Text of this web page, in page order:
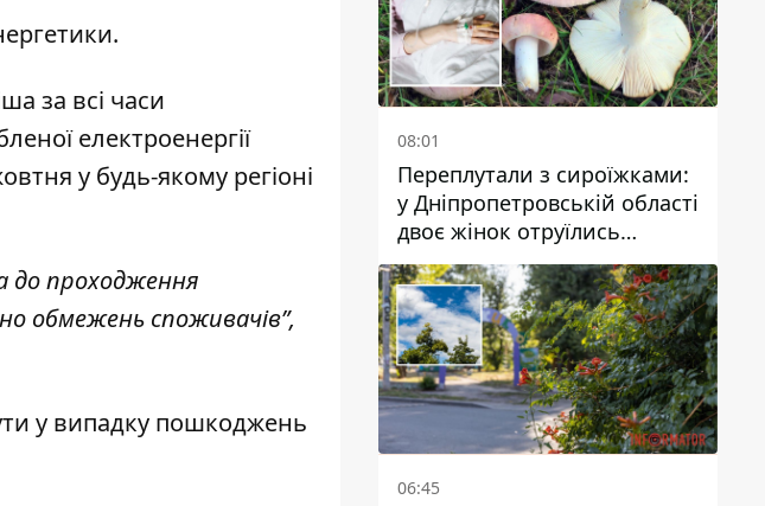
.
за всі часи
електроенергії
у будь-якому регіоні
до проходження
обмежень споживачів”,
у випадку пошкоджень
08:01
Переплутали з сироїжками:
у Дніпропетровській області
двоє жінок отруїлись
грибами
06:45